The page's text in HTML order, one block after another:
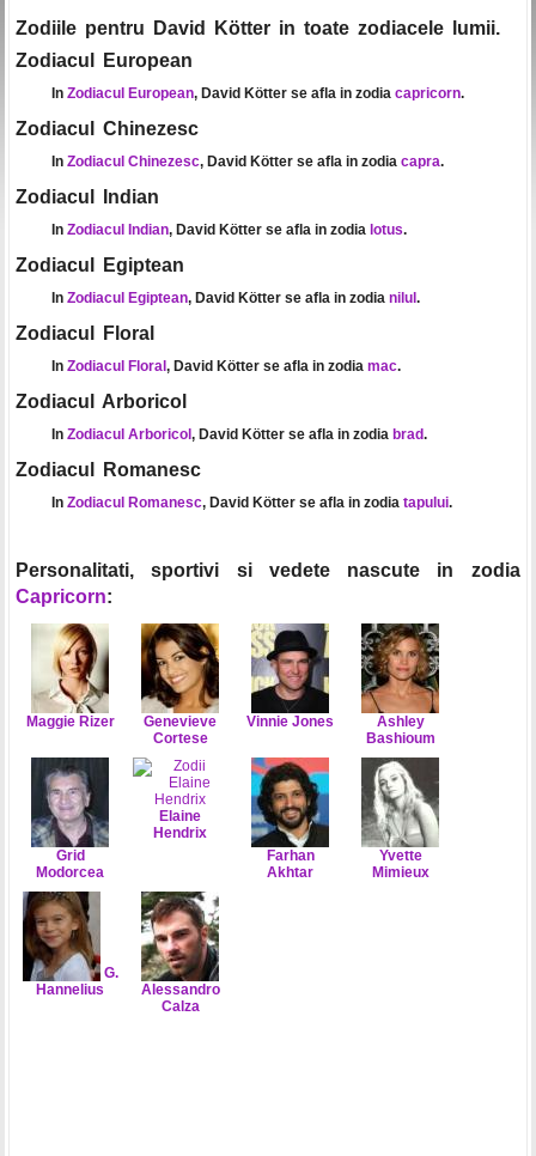
Zodiile pentru David Kötter in toate zodiacele lumii.
Zodiacul European
In Zodiacul European, David Kötter se afla in zodia capricorn.
Zodiacul Chinezesc
In Zodiacul Chinezesc, David Kötter se afla in zodia capra.
Zodiacul Indian
In Zodiacul Indian, David Kötter se afla in zodia lotus.
Zodiacul Egiptean
In Zodiacul Egiptean, David Kötter se afla in zodia nilul .
Zodiacul Floral
In Zodiacul Floral , David Kötter se afla in zodia mac.
Zodiacul Arboricol
In Zodiacul Arboricol , David Kötter se afla in zodia brad.
Zodiacul Romanesc
In Zodiacul Romanesc, David Kötter se afla in zodia tapului.
Personalitati, sportivi si vedete nascute in zodia
Capricorn:
Maggie Rizer
Genevieve
Cortese
Vinnie Jones
Ashley
Bashioum
Grid
Modorcea
Elaine
Hendrix
Farhan
Akhtar
Yvette
Mimieux
G.
Hannelius
Alessandro
Calza